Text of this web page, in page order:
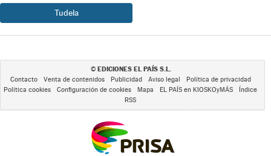
Tudela
© EDICIONES EL PAÍS S.L.
Contacto Venta de contenidos Publicidad Aviso legal
Política de privacidad
Política cookies
Configuración de cookies Mapa EL PAÍS en KIOSKOyMÁS
Índice
RSS